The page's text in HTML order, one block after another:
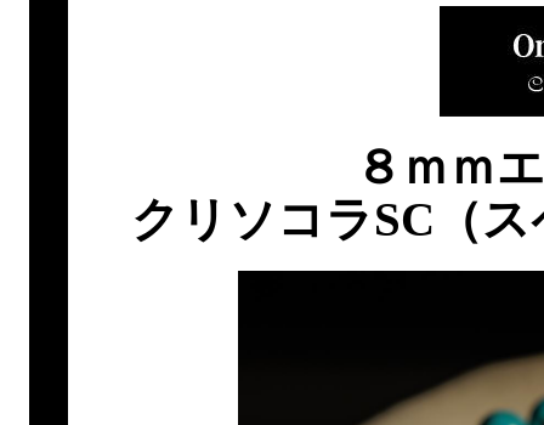
８ｍｍ
クリソコラSC（